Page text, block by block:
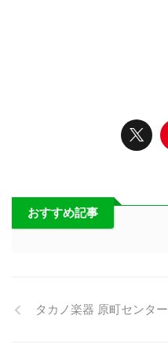
おすすめ記事
タカノ楽器 原町センター